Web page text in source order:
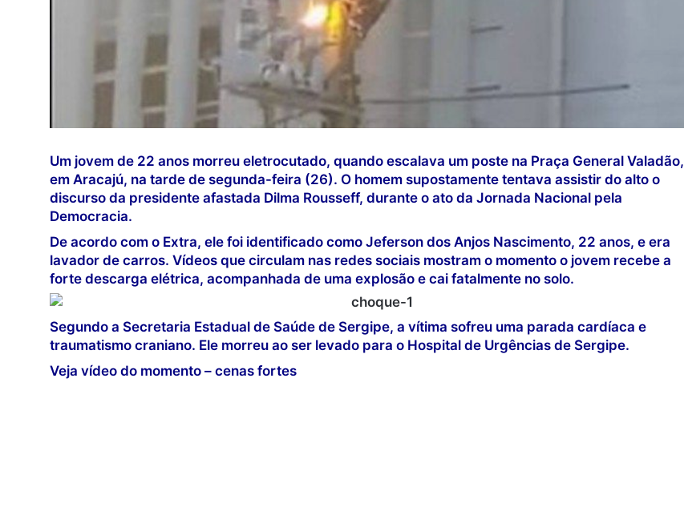
Um jovem de 22 anos morreu eletrocutado, quando escalava um poste na Praça General Valadão,
em Aracajú, na tarde de segunda-feira (26). O homem supostamente tentava assistir do alto o
discurso da presidente afastada Dilma Rousseff, durante o ato da Jornada Nacional pela
Democracia.
De acordo com o Extra, ele foi identificado como Jeferson dos Anjos Nascimento, 22 anos, e era
lavador de carros. Vídeos que circulam nas redes sociais mostram o momento o jovem recebe a
forte descarga elétrica, acompanhada de uma explosão e cai fatalmente no solo.
Segundo a Secretaria Estadual de Saúde de Sergipe, a vítima sofreu uma parada cardíaca e
traumatismo craniano. Ele morreu ao ser levado para o Hospital de Urgências de Sergipe.
Veja vídeo do momento – cenas fortes